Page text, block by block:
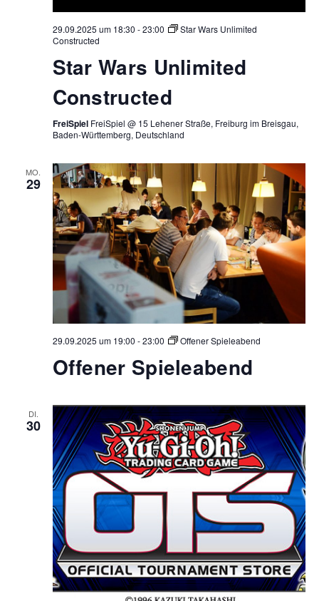
29.09.2025 um 18:30 -23:00
Star Wars Unlimited
Constructed
Star Wars Unlimited
Constructed
FreiSpiel FreiSpiel @ 15 Lehener Straße, Freiburg im Breisgau,
Baden-Württemberg, Deutschland
MO.
29
29.09.2025 um 19:00 -23:00 Offener Spieleabend
Offener Spieleabend
DI.
30